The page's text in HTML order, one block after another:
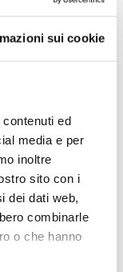
sui cookie
ed
media e per
inoltre
sito con i
dei dati web,
combinarle
o che hanno